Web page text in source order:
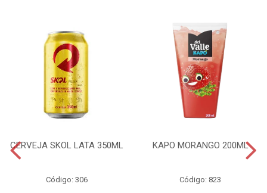
CERVEJA SKOL LATA 350ML
Código: 306
KAPO MORANGO 200ML
Código: 823